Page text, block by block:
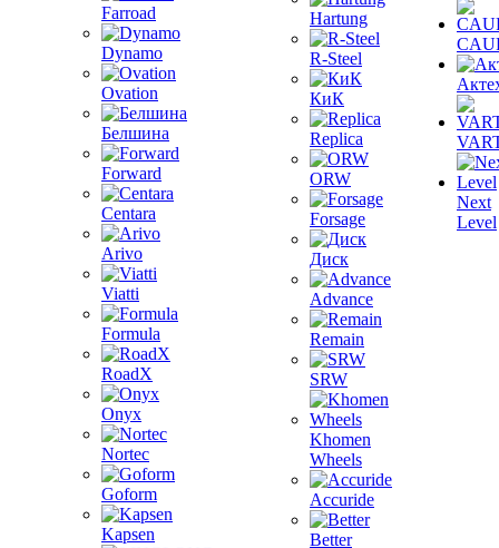
Farroad
Dynamo
Ovation
Белшина
Forward
Centara
Arivo
Viatti
Formula
RoadX
Onyx
Nortec
Goform
Kapsen
Hartung
R-Steel
КиК
Replica
ORW
Forsage
Диск
Advance
Remain
SRW
Khomen
Wheels
Accuride
Better
Next
Level